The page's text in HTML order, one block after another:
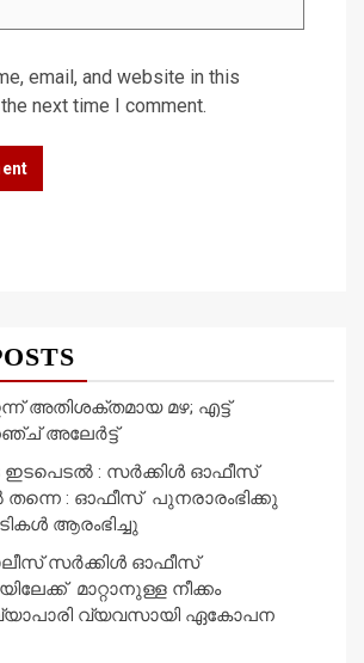
email, and website in this
next time I comment.
അതിശക്തമായ മഴ; എട്ട്
അലേര്‍ട്ട്
: സര്‍ക്കിള്‍ ഓഫീസ്
തന്നെ : ഓഫീസ് പുനരാരംഭിക്കു
ആരംഭിച്ചു
സർക്കിൾ ഓഫീസ്
മാറ്റാനുള്ള നീക്കം
വ്യാപാരി വ്യവസായി ഏകോപന